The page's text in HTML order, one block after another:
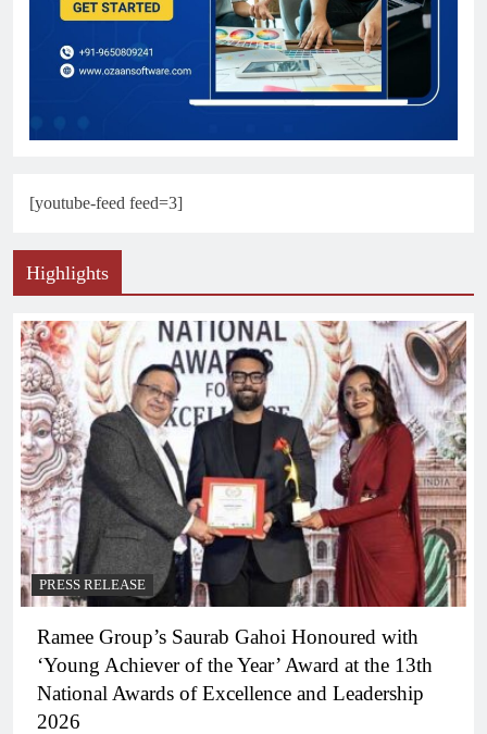
[youtube-feed feed=3]
Highlights
PRESS RELEASE
Ramee Group’s Saurab Gahoi Honoured with
‘Young Achiever of the Year’ Award at the 13th
National Awards of Excellence and Leadership
2026